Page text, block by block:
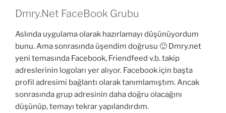
Dmry.Net FaceBook Grubu
Aslında uygulama olarak hazırlamayı düşünüyordum
bunu. Ama sonrasında üşendim doğrusu 🙂 Dmry.net
yeni temasında Facebook, Friendfeed v.b. takip
adreslerinin logoları yer alıyor. Facebook için başta
profil adresimi bağlantı olarak tanımlamıştım. Ancak
sonrasında grup adresinin daha doğru olacağını
düşünüp, temayı tekrar yapılandırdım.